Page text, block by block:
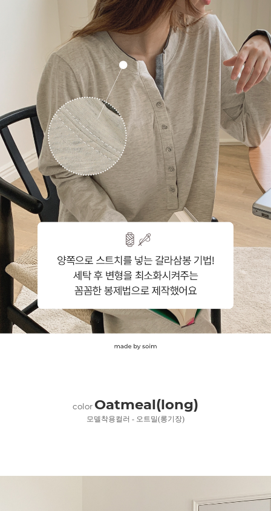
color Oatmeal(long)
모델착용컬러 - 오트밀(롱기장)